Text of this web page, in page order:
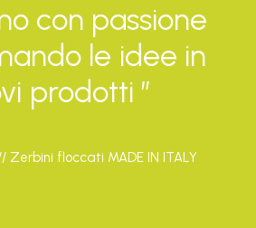
con passione
le idee in
prodotti ”
floccati MADE IN ITALY